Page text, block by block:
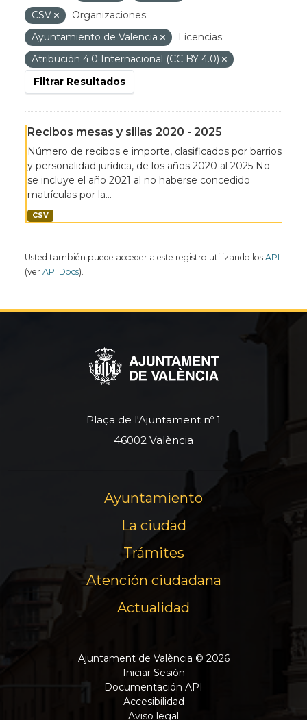
CSV
Organizaciones:
Ayuntamiento de Valencia
Licencias:
Atribución 4.0 Internacional (CC BY 4.0)
Filtrar Resultados
Recibos mesas y sillas 2020 - 2025
Número de recibos e importe, clasificados por barrios
y personalidad jurídica, de los años 2020 al 2025 No
se incluye el año 2021 al no haberse concedido
matrículas por la...
CSV
Usted también puede acceder a este registro utilizando los API
(ver API Docs).
Plaça de l'Ajuntament nº 1
46002 València
Ayuntamiento
La ciudad
Trámites
Atención ciudadana
Actualidad
Ajuntament de València © 2026
Iniciar Sesión
Documentación API
Accesibilidad
Aviso legal